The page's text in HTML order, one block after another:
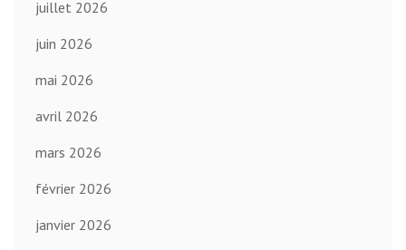
juillet 2026
juin 2026
mai 2026
avril 2026
mars 2026
février 2026
janvier 2026